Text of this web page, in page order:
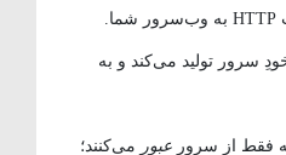
سرور تولید می‌کند و به
فقط از سرور عبور می‌کنند؛